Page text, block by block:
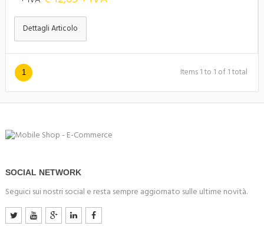
Dettagli Articolo
Items 1 to 1 of 1 total
1
SOCIAL NETWORK
Seguici sui nostri social e resta sempre aggiornato sulle ultime novità.